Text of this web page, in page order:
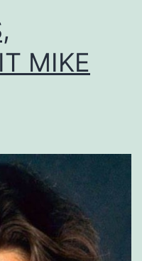
MIKE